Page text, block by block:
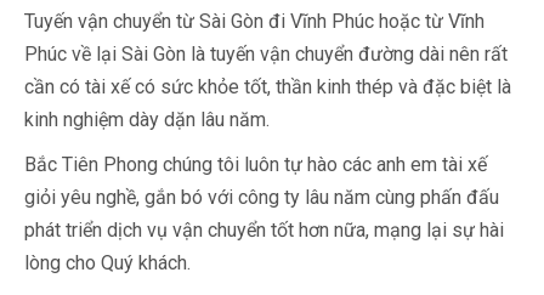
Tuyến vận chuyển từ Sài Gòn đi Vĩnh Phúc hoặc từ Vĩnh
Phúc về lại Sài Gòn là tuyến vận chuyển đường dài nên rất
cần có tài xế có sức khỏe tốt, thần kinh thép và đặc biệt là
kinh nghiệm dày dặn lâu năm.
Bắc Tiên Phong chúng tôi luôn tự hào các anh em tài xế
giỏi yêu nghề, gắn bó với công ty lâu năm cùng phấn đấu
phát triển dịch vụ vận chuyển tốt hơn nữa, mạng lại sự hài
lòng cho Quý khách.